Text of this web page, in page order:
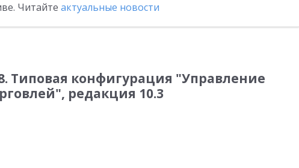
Читайте актуальные новости
Типовая конфигурация "Управление
редакция 10.3